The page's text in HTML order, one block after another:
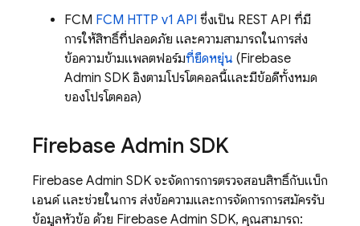
FCM FCM HTTP v1 API ซึ่งเป็น REST API ที่มี
การให้สิทธิ์ที่ปลอดภัย และความสามารถในการส่ง
ข้อความข้ามแพลตฟอร์มที่ยืดหยุ่น (Firebase
Admin SDK อิงตามโปรโตคอลนี้และมีข้อดีทั้งหมด
ของโปรโตคอล)
Firebase Admin SDK
Firebase Admin SDK จะจัดการการตรวจสอบสิทธิ์กับแบ็ก
เอนด์ และช่วยในการ ส่งข้อความและการจัดการการสมัครรับ
ข้อมูลหัวข้อ ด้วย Firebase Admin SDK, คุณสามารถ: